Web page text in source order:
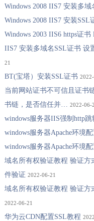
Windows 2008 IIS7 安装多域
Windows 2008 IIS7 安装SSL
Windows 2003 IIS6 https证
IIS7 安装多域名SSL证书 设
21
BT(宝塔）安装SSL证书
当前网站证书不可信且证书
书链，是否信任并… 2022-06-
windows服务器IIS强制http跳
windows服务器Apache环境
windows服务器Apache环境
域名所有权验证教程 验证方
件验证 2022-06-21
域名所有权验证教程 验证
2022-06-21
华为云CDN配置SSL教程